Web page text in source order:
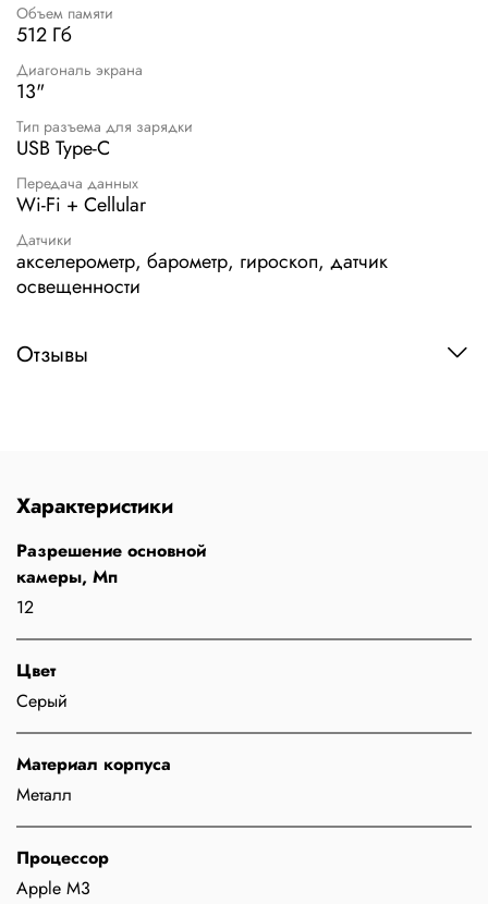
Объем памяти
512 Гб
Диагональ экрана
13"
Тип разъема для зарядки
USB Type-C
Передача данных
Wi-Fi + Cellular
Датчики
акселерометр, барометр, гироскоп, датчик
освещенности
Отзывы
Характеристики
Разрешение основной
камеры, Мп
12
Цвет
Серый
Материал корпуса
Металл
Процессор
Apple M3